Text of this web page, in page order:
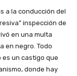
a la conducción del
inspección de
en una multa
en negro. Todo
es un castigo que
donde hay